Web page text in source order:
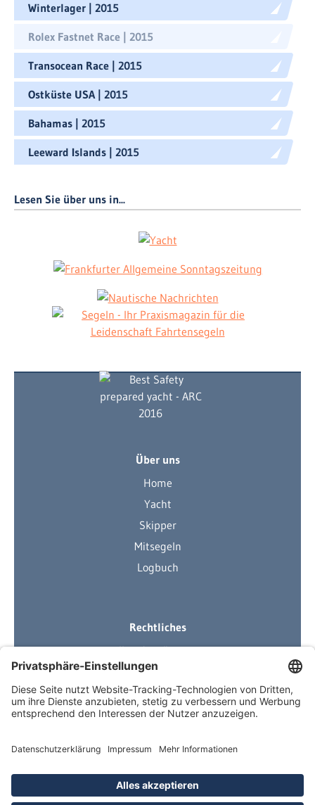
Winterlager | 2015
Rolex Fastnet Race | 2015
Transocean Race | 2015
Ostküste USA | 2015
Bahamas | 2015
Leeward Islands | 2015
Lesen Sie über uns in...
Über uns
Home
Yacht
Skipper
Mitsegeln
Logbuch
Rechtliches
Ihre Ausrüstung
Impressum
Datenschutzerklärung
AGB
Über Neuigkeiten informiert
Newsletter